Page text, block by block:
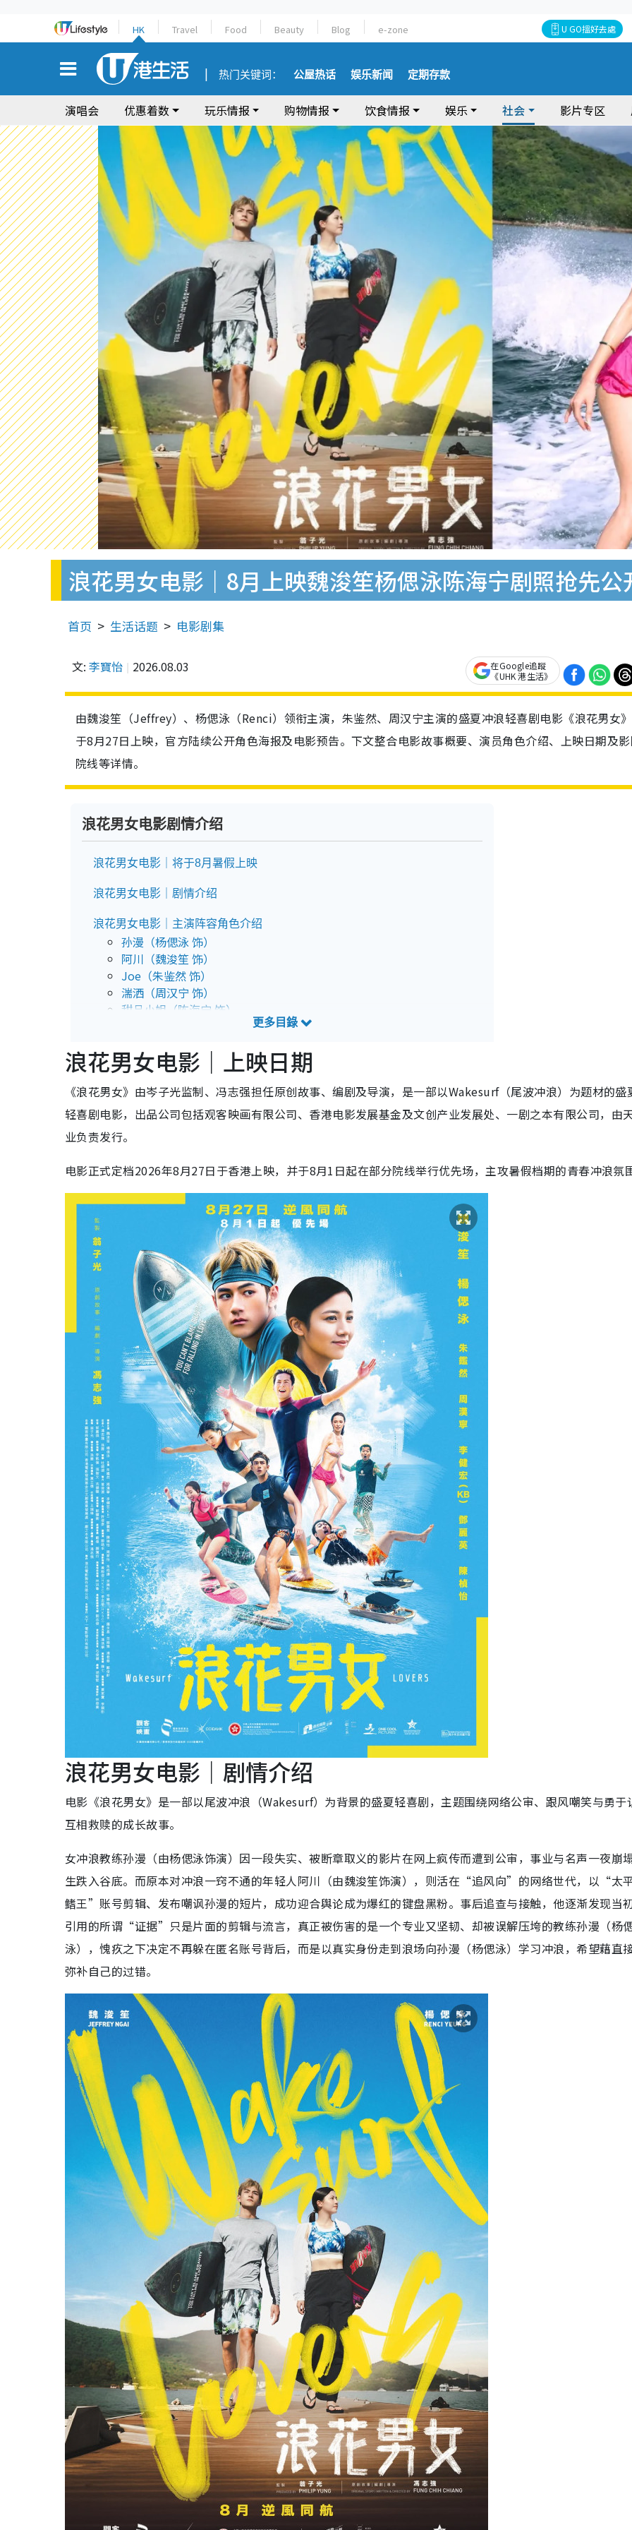
HK Travel Food Beauty Blog e-zone U GO搵好去處
热门关键词： 公屋热话 娱乐新闻 定期存款
演唱会 优惠着数 玩乐情报 购物情报 饮食情报 娱乐 社会 影片专区
浪花男女电影｜8月上映魏浚笙杨偲泳陈海宁剧照抢先
首页 生活话题 电影剧集
文: 李寶怡 2026.08.03
在Google追蹤
《UHK 港生活》
由魏浚笙（Jeffrey）、杨偲泳（Renci）领衔主演，朱鉴然、周汉宁主演的盛夏冲浪轻喜剧电影《浪花男女
于8月27日上映，官方陆续公开角色海报及电影预告。下文整合电影故事概要、演员角色介绍、上映日期及
院线等详情。
浪花男女电影剧情介绍
浪花男女电影｜将于8月暑假上映
浪花男女电影｜剧情介绍
浪花男女电影｜主演阵容角色介绍
孙漫（杨偲泳 饰）
阿川（魏浚笙 饰）
Joe（朱鉴然 饰）
湍洒（周汉宁 饰）
甜品小姐（陈海宁 饰）
浪花男女电影｜影院购票详情
浪花男女电影｜上映日期
《浪花男女》由岑子光监制、冯志强担任原创故事、编剧及导演，是一部以Wakesurf（尾波冲浪）为题材的盛
轻喜剧电影，出品公司包括观客映画有限公司、香港电影发展基金及文创产业发展处、一剧之本有限公司，由
业负责发行。
电影正式定档2026年8月27日于香港上映，并于8月1日起在部分院线举行优先场，主攻暑假档期的青春冲浪氛围
浪花男女电影｜剧情介绍
电影《浪花男女》是一部以尾波冲浪（Wakesurf）为背景的盛夏轻喜剧，主题围绕网络公审、跟风嘲笑与勇于
互相救赎的成长故事。
女冲浪教练孙漫（由杨偲泳饰演）因一段失实、被断章取义的影片在网上疯传而遭到公审，事业与名声一夜崩
生跌入谷底。而原本对冲浪一窍不通的年轻人阿川（由魏浚笙饰演），则活在“追风向”的网络世代，以“太
鳍王”账号剪辑、发布嘲讽孙漫的短片，成功迎合舆论成为爆红的键盘黑粉。事后追查与接触，他逐渐发现当
引用的所谓“证据”只是片面的剪辑与流言，真正被伤害的是一个专业又坚韧、却被误解压垮的教练孙漫（杨
泳），愧疚之下决定不再躲在匿名账号背后，而是以真实身份走到浪场向孙漫（杨偲泳）学习冲浪，希望藉直
弥补自己的过错。